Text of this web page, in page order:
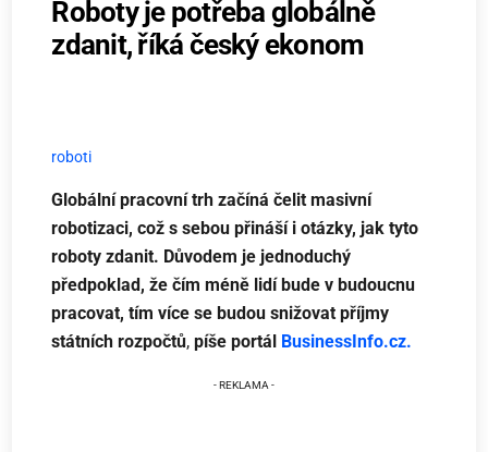
Roboty je potřeba globálně
zdanit, říká český ekonom
roboti
Globální pracovní trh začíná čelit masivní
robotizaci, což s sebou přináší i otázky, jak tyto
roboty zdanit. Důvodem je jednoduchý
předpoklad, že čím méně lidí bude v budoucnu
pracovat, tím více se budou snižovat příjmy
státních rozpočtů,píše portál BusinessInfo.cz.